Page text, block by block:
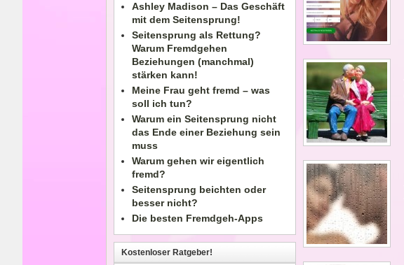
Ashley Madison – Das Geschäft
mit dem Seitensprung!
Seitensprung als Rettung?
Warum Fremdgehen
Beziehungen (manchmal)
stärken kann!
Meine Frau geht fremd – was
soll ich tun?
Warum ein Seitensprung nicht
das Ende einer Beziehung sein
muss
Warum gehen wir eigentlich
fremd?
Seitensprung beichten oder
besser nicht?
Die besten Fremdgeh-Apps
Kostenloser Ratgeber!